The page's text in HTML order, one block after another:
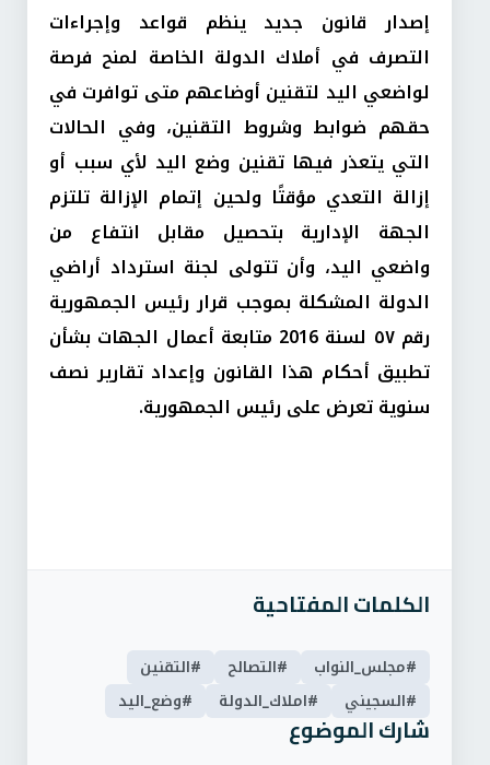
إصدار قانون جديد ينظم قواعد وإجراءات
التصرف في أملاك الدولة الخاصة لمنح فرصة
لواضعي اليد لتقنين أوضاعهم متى توافرت في
حقهم ضوابط وشروط التقنين، وفي الحالات
التي يتعذر فيها تقنين وضع اليد لأي سبب أو
إزالة التعدي مؤقتًا ولحين إتمام الإزالة تلتزم
الجهة الإدارية بتحصيل مقابل انتفاع من
واضعي اليد، وأن تتولى لجنة استرداد أراضي
الدولة المشكلة بموجب قرار رئيس الجمهورية
رقم ٥۷ لسنة 2016 متابعة أعمال الجهات بشأن
تطبيق أحكام هذا القانون وإعداد تقارير نصف
سنوية تعرض على رئيس الجمهورية.
الكلمات المفتاحية
#مجلس_النواب #التصالح
#التقنين
#السجيني
#املاك_الدولة #وضع_اليد
شارك الموضوع